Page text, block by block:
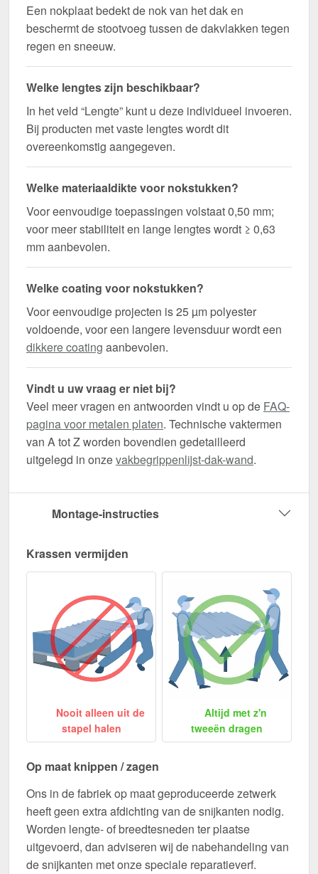
Een nokplaat bedekt de nok van het dak en
beschermt de stootvoeg tussen de dakvlakken tegen
regen en sneeuw.
Welke lengtes zijn beschikbaar?
In het veld “Lengte” kunt u deze individueel invoeren.
Bij producten met vaste lengtes wordt dit
overeenkomstig aangegeven.
Welke materiaaldikte voor nokstukken?
Voor eenvoudige toepassingen volstaat 0,50 mm;
voor meer stabiliteit en lange lengtes wordt ≥ 0,63
mm aanbevolen.
Welke coating voor nokstukken?
Voor eenvoudige projecten is 25 µm polyester
voldoende, voor een langere levensduur wordt een
dikkere coating aanbevolen.
Vindt u uw vraag er niet bij?
Veel meer vragen en antwoorden vindt u op de FAQ-
pagina voor metalen platen. Technische vaktermen
van A tot Z worden bovendien gedetailleerd
uitgelegd in onzevakbegrippenlijst-dak-wand.
Montage-instructies
Krassen vermijden
Nooit alleen uit de
stapel halen
Altijd met z'n
tweeën dragen
Op maat knippen / zagen
Ons in de fabriek op maat geproduceerde zetwerk
heeft geen extra afdichting van de snijkanten nodig.
Worden lengte- of breedtesneden ter plaatse
uitgevoerd, dan adviseren wij de nabehandeling van
de snijkanten met onze speciale reparatieverf.